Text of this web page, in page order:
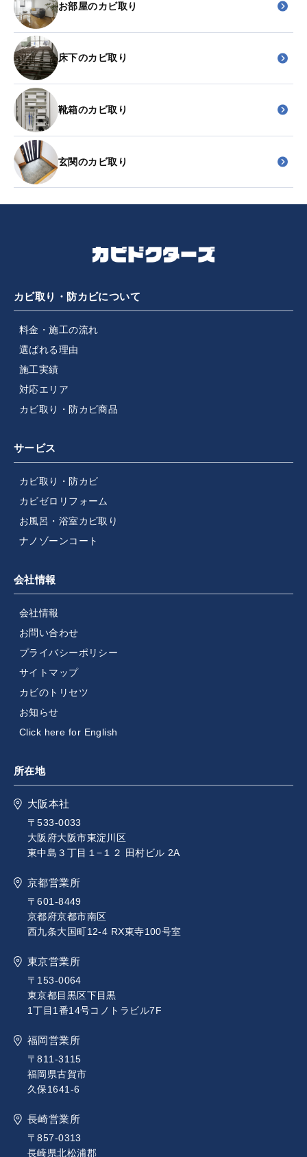
お部屋のカビ取り
床下のカビ取り
靴箱のカビ取り
玄関のカビ取り
カビ取り・防カビについて
料金・施工の流れ
選ばれる理由
施工実績
対応エリア
カビ取り・防カビ商品
サービス
カビ取り・防カビ
カビゼロリフォーム
お風呂・浴室カビ取り
ナノゾーンコート
会社情報
会社情報
お問い合わせ
プライバシーポリシー
サイトマップ
カビのトリセツ
お知らせ
Click here for English
所在地
大阪本社
〒533-0033
大阪府大阪市東淀川区
東中島３丁目１−１２ 田村ビル 2A
京都営業所
〒601-8449
京都府京都市南区
西九条大国町12-4 RX東寺100号室
東京営業所
〒153-0064
東京都目黒区下目黒
1丁目1番14号コノトラビル7F
福岡営業所
〒811-3115
福岡県古賀市
久保1641-6
長崎営業所
〒857-0313
長崎県北松浦郡